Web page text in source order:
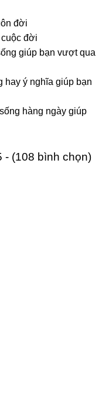
đời
đời
giúp bạn vượt qua
hay ý nghĩa giúp bạn
hàng ngày giúp
- (108 bình chọn)